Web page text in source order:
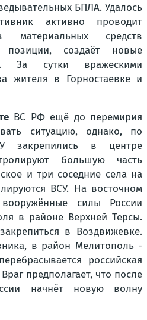
БПЛА. Удалось
активно проводит
средств
создаёт новые
За сутки вражескими
жителя в Горностаевке и
ВС РФ ещё до перемирия
ситуацию, однако, по
закрепились в центре
большую часть
и три соседние села на
ВСУ. На восточном
силы России
в районе Верхней Терсы.
в Воздвижевке.
в район Мелитополь -
российская
предполагает, что после
начнёт новую волну